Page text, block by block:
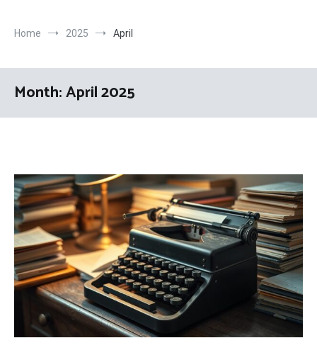
Home 2025 April
Month:April 2025